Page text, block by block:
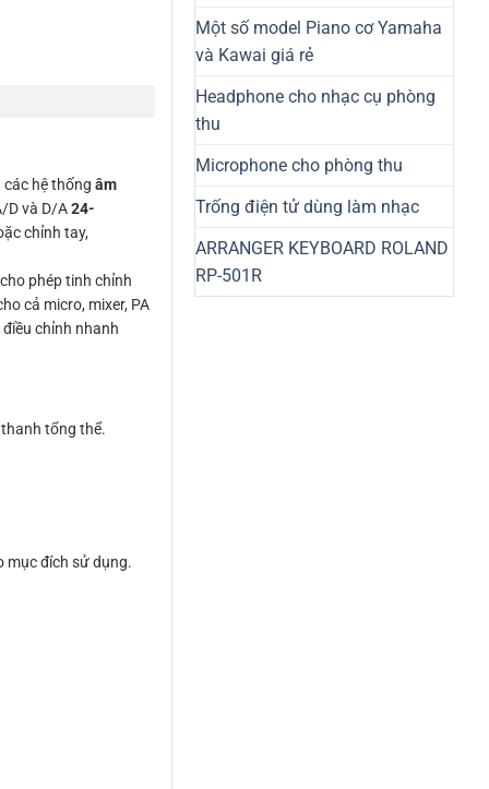
Một số model Piano cơ Yamaha
và Kawai giá rẻ
Headphone cho nhạc cụ phòng
thu
Microphone cho phòng thu
Trống điện tử dùng làm nhạc
ARRANGER KEYBOARD ROLAND
RP-501R
hệ thống âm
D và D/A24-
chỉnh tay,
phép tinh chỉnh
cả micro, mixer, PA
chỉnh nhanh
tổng thể.
mục đích sử dụng.